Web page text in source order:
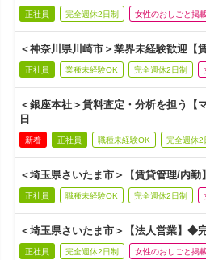
正社員 完全週休2日制 女性のおしごと掲
＜神奈川県川崎市＞業界未経験歓迎【
正社員 業種未経験OK 完全週休2日制
＜銀座本社＞賃料査定・分析を担う【
日
新着 正社員 職種未経験OK 完全週休2
＜埼玉県さいたま市＞【賃貸管理/内勤
正社員 職種未経験OK 完全週休2日制
＜埼玉県さいたま市＞【法人営業】◆
正社員 完全週休2日制 女性のおしごと掲